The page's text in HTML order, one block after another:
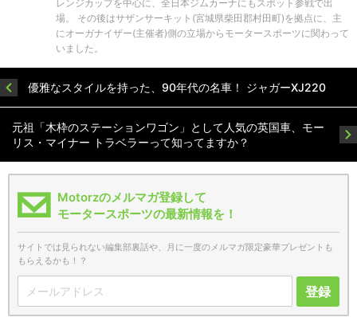
レンジカップを中心に、全日本ジムカーナにもスポット参戦で出
場。 その後はサザンサーキット(宮城県柴田郡村田町)を拠点に、主
にオーガナイザー(主催者)側の立場からモータースポーツに関わって
いました。
優雅なスタイルを持った、90年代の名車！ ジャガーXJ220
元祖「木枠のステーションワゴン」として人気の英国車、モー
リス・マイナー トラベラーって知ってますか？
Motorzのメルマガ登録して
モータースポーツの最新情報を！
サイトでは見られない編集部裏話や、月に一度のメルマガ限定豪華プレゼントも
もらえるかも！？
登録